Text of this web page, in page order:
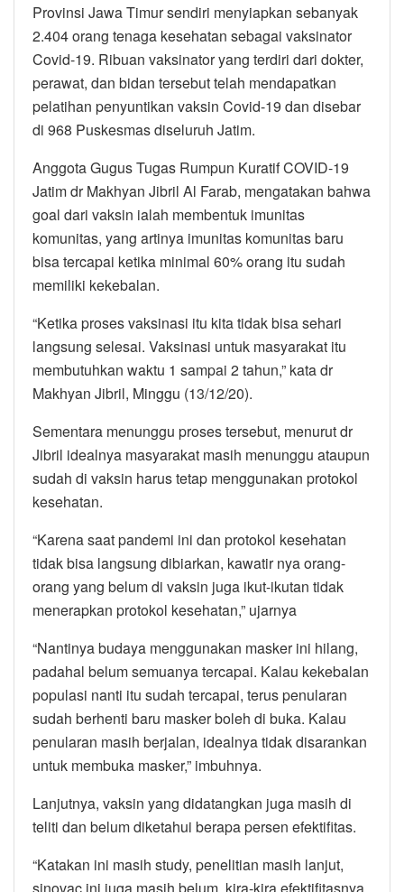
Provinsi Jawa Timur sendiri menyiapkan sebanyak
2.404 orang tenaga kesehatan sebagai vaksinator
Covid-19. Ribuan vaksinator yang terdiri dari dokter,
perawat, dan bidan tersebut telah mendapatkan
pelatihan penyuntikan vaksin Covid-19 dan disebar
di 968 Puskesmas diseluruh Jatim.
Anggota Gugus Tugas Rumpun Kuratif COVID-19
Jatim dr Makhyan Jibril Al Farab, mengatakan bahwa
goal dari vaksin ialah membentuk imunitas
komunitas, yang artinya imunitas komunitas baru
bisa tercapai ketika minimal 60% orang itu sudah
memiliki kekebalan.
“Ketika proses vaksinasi itu kita tidak bisa sehari
langsung selesai. Vaksinasi untuk masyarakat itu
membutuhkan waktu 1 sampai 2 tahun,” kata dr
Makhyan Jibril, Minggu (13/12/20).
Sementara menunggu proses tersebut, menurut dr
Jibril idealnya masyarakat masih menunggu ataupun
sudah di vaksin harus tetap menggunakan protokol
kesehatan.
“Karena saat pandemi ini dan protokol kesehatan
tidak bisa langsung dibiarkan, kawatir nya orang-
orang yang belum di vaksin juga ikut-ikutan tidak
menerapkan protokol kesehatan,” ujarnya
“Nantinya budaya menggunakan masker ini hilang,
padahal belum semuanya tercapai. Kalau kekebalan
populasi nanti itu sudah tercapai, terus penularan
sudah berhenti baru masker boleh di buka. Kalau
penularan masih berjalan, idealnya tidak disarankan
untuk membuka masker,” imbuhnya.
Lanjutnya, vaksin yang didatangkan juga masih di
teliti dan belum diketahui berapa persen efektifitas.
“Katakan ini masih study, penelitian masih lanjut,
sinovac ini juga masih belum, kira-kira efektifitasnya